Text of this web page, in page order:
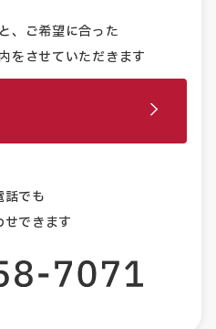
、ご希望に合った
をさせていただきます
話でも
せできます